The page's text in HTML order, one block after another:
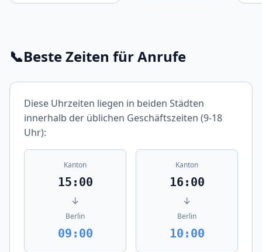
📞Beste Zeiten für Anrufe
Diese Uhrzeiten liegen in beiden Städten
innerhalb der üblichen Geschäftszeiten (9-18
Uhr):
Kanton
15:00
↓
Berlin
09:00
Kanton
16:00
↓
Berlin
10:00